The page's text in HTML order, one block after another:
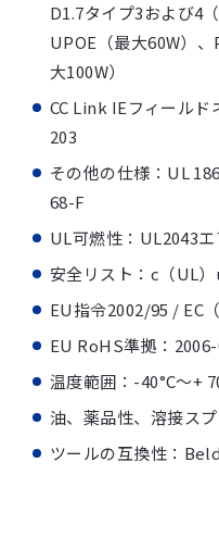
D1.7タイプ3および4
UPOE（最大60W）
大100W）
CC Link IEフィール
203
その他の仕様：UL
68-F
UL可燃性：UL2043
安全リスト：c（UL
EU指令2002/95 / EC
EU RoHS準拠：
温度範囲：-40°C〜+
油、薬品性、溶接ス
ツールの互換性：